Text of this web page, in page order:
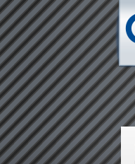
Direkt zum Inhalt